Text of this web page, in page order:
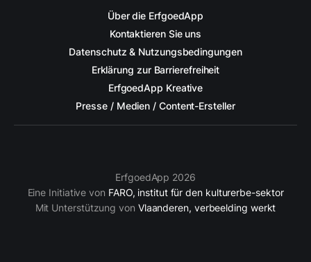
Über die ErfgoedApp
Kontaktieren Sie uns
Datenschutz & Nutzungsbedingungen
Erklärung zur Barrierefreiheit
ErfgoedApp Kreative
Presse / Medien / Content-Ersteller
ErfgoedApp 2026
Eine Initiative von FARO, institut für den kulturerbe-sektor
Mit Unterstützung von Vlaanderen, verbeelding werkt